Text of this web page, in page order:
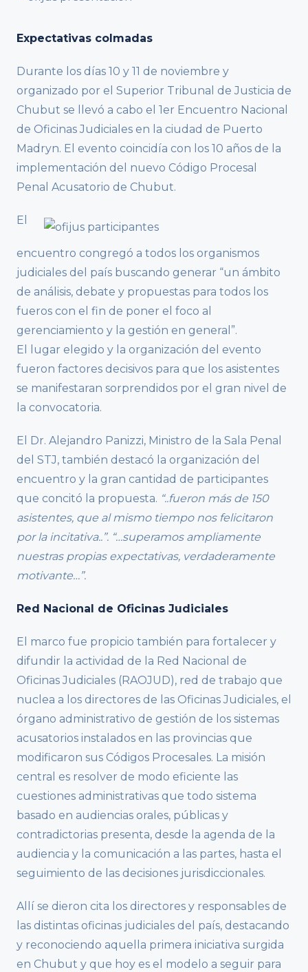
Expectativas colmadas
Durante los días 10 y 11 de noviembre y
organizado por el Superior Tribunal de Justicia de
Chubut se llevó a cabo el 1er Encuentro Nacional
de Oficinas Judiciales en la ciudad de Puerto
Madryn. El evento coincidía con los 10 años de la
implementación del nuevo Código Procesal
Penal Acusatorio de Chubut.
El
encuentro congregó a todos los organismos
judiciales del país buscando generar “un ámbito
de análisis, debate y propuestas para todos los
fueros con el fin de poner el foco al
gerenciamiento y la gestión en general”.
El lugar elegido y la organización del evento
fueron factores decisivos para que los asistentes
se manifestaran sorprendidos por el gran nivel de
la convocatoria.
El Dr. Alejandro Panizzi, Ministro de la Sala Penal
del STJ, también destacó la organización del
encuentro y la gran cantidad de participantes
que concitó la propuesta. “..fueron más de 150
asistentes, que al mismo tiempo nos felicitaron
por la incitativa..”. “…superamos ampliamente
nuestras propias expectativas, verdaderamente
motivante…”.
Red Nacional de Oficinas Judiciales
El marco fue propicio también para fortalecer y
difundir la actividad de la Red Nacional de
Oficinas Judiciales (RAOJUD), red de trabajo que
nuclea a los directores de las Oficinas Judiciales, el
órgano administrativo de gestión de los sistemas
acusatorios instalados en las provincias que
modificaron sus Códigos Procesales. La misión
central es resolver de modo eficiente las
cuestiones administrativas que todo sistema
basado en audiencias orales, públicas y
contradictorias presenta, desde la agenda de la
audiencia y la comunicación a las partes, hasta el
seguimiento de las decisiones jurisdiccionales.
Allí se dieron cita los directores y responsables de
las distintas oficinas judiciales del país, destacando
y reconociendo aquella primera iniciativa surgida
en Chubut y que hoy es el modelo a seguir para